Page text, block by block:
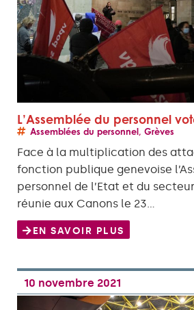
L’Assemblée du personnel
Assemblées du personnel, Grèves
Face à la multiplication des
fonction publique genevoise
personnel de l’Etat et du
réunie aux Canons le 23…
EN SAVOIR PLUS
10 novembre 2021